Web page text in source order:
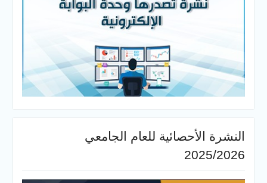
النشرة الأحصائية للعام الجامعي
2025/2026